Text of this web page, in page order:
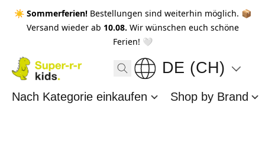
☀️ Sommerferien! Bestellungen sind weiterhin möglich. 📦
Versand wieder ab 10.08. Wir wünschen euch schöne
Ferien! 🤍
DE (CH)
Nach Kategorie einkaufen Shop by Brand